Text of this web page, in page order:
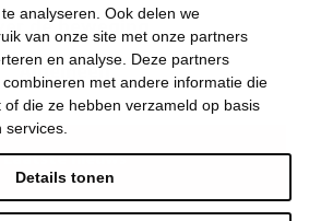
analyseren. Ook delen we
van onze site met onze partners
en analyse. Deze partners
met andere informatie die
die ze hebben verzameld op basis
Details tonen
de beweging
Algemeen
Laatste nieuws